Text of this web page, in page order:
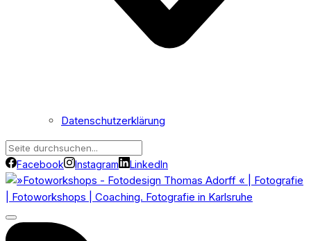
Datenschutzerklärung
Facebook Instagram LinkedIn